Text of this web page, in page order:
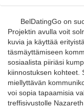
BelDatingGo on
Projektin avulla voit
kuvia ja käyttää
täsmäyttämiseen
sosiaalista piiriäsi
kiinnostuksen kohteet.
miellyttävän
voi sopia tapaamisia
treffisivustolle